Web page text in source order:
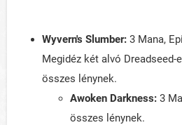
Wyvern's Slumber: 3 Mana,
Megidéz két alvó Dreadseed-
összes lénynek.
Awoken Darkness: 3
összes lénynek.